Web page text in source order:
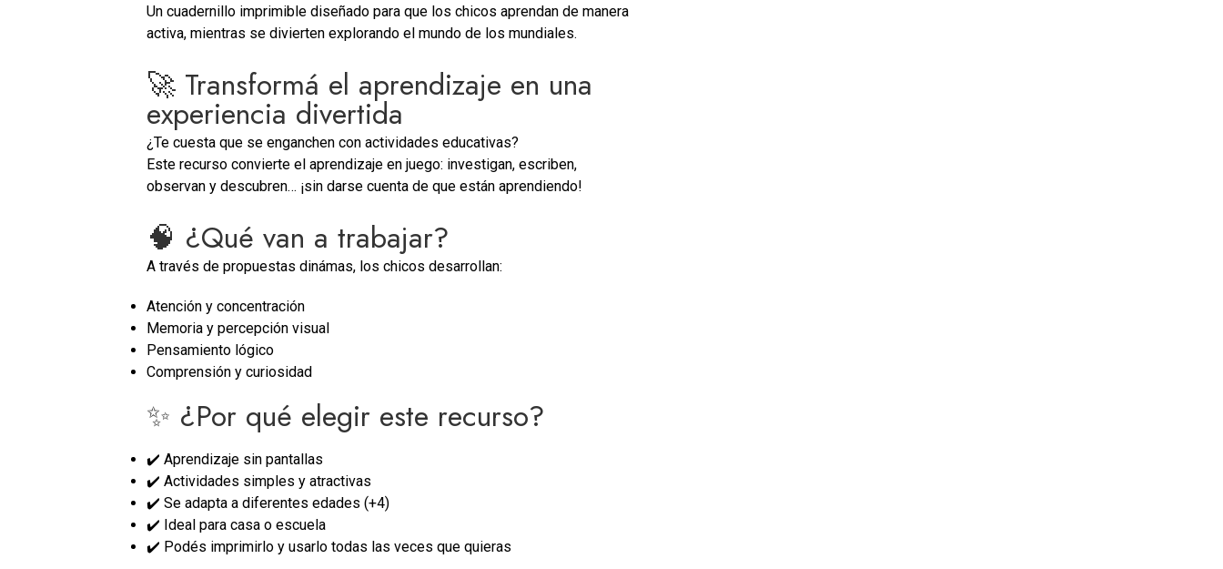
Un cuadernillo imprimible diseñado para que los chicos aprendan de manera
activa, mientras se divierten explorando el mundo de los mundiales.
🚀 Transformá el aprendizaje en una
experiencia divertida
¿Te cuesta que se enganchen con actividades educativas?
Este recurso convierte el aprendizaje en juego: investigan, escriben,
observan y descubren… ¡sin darse cuenta de que están aprendiendo!
🧠 ¿Qué van a trabajar?
A través de propuestas dinámas, los chicos desarrollan:
Atención y concentración
Memoria y percepción visual
Pensamiento lógico
Comprensión y curiosidad
✨ ¿Por qué elegir este recurso?
✔️ Aprendizaje sin pantallas
✔️ Actividades simples y atractivas
✔️ Se adapta a diferentes edades (+4)
✔️ Ideal para casa o escuela
✔️ Podés imprimirlo y usarlo todas las veces que quieras